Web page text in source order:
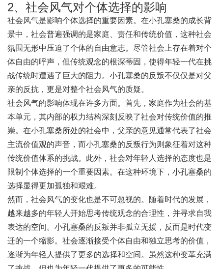
2、社会风气对个体选择的影响
社会风气是影响个体选择的重要因素。在小孔塞桑的成长背
景中，社会普遍强调的是家庭、责任和传统价值，这种社会
氛围无形中压迫了个体的自由意志。尽管社会上存在着对个
体自由的呼声，但传统观念的根深蒂固，使得年轻一代在挑
战传统时遭遇了巨大的阻力。小孔塞桑的反叛不仅仅是对父
亲的反抗，更是对整个社会风气的质疑。
社会风气的影响体现在许多方面。首先，家庭作为社会的基
本单元，其内部的权力结构深刻反映了社会对传统价值的推
崇。在小孔塞桑所处的社会中，父亲的意见通常代表了社会
主流价值观的声音，而小孔塞桑的反叛行为则象征着对这种
传统价值体系的挑战。此外，社会对年轻人选择的态度也是
限制个体选择的一个重要因素。在这种环境下，小孔塞桑的
选择显得更加孤独和艰难。
然而，社会风气的变化也是不可忽视的。随着时代的发展，
越来越多的年轻人开始思考传统观念的合理性，并寻求自我
表达的空间。小孔塞桑的反叛并非孤立无援，反而是时代变
迁的一个缩影。社会逐渐接受个体自由和独立思考的价值，
逐渐为年轻人提供了更多的选择和空间。虽然这种变革充满